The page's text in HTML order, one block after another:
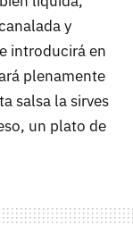
y
introducirá en
plenamente
salsa la sirves
un plato de